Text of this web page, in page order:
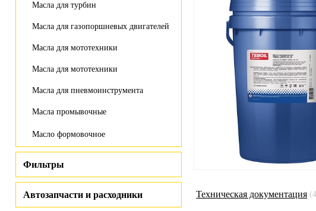
Масла для турбин
Масла для газопоршневых двигателей
Масла для мототехники
Масла для мототехники
Масла для пневмоинструмента
Масла промывочные
Масло формовочное
Фильтры
Автозапчасти и расходники Техническая документация